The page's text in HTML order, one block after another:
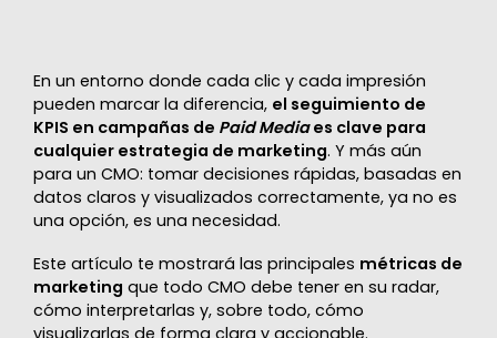
En un entorno donde cada clic y cada impresión
pueden marcar la diferencia, el seguimiento de
KPIS en campañas de Paid Mediaes clave para
cualquier estrategia de marketing. Y más aún
para un CMO: tomar decisiones rápidas, basadas en
datos claros y visualizados correctamente, ya no es
una opción, es una necesidad.
Este artículo te mostrará las principales métricas de
marketing que todo CMO debe tener en su radar,
cómo interpretarlas y, sobre todo, cómo
visualizarlas de forma clara y accionable.